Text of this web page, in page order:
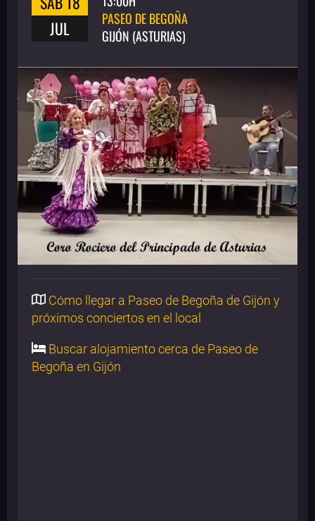
JUL
PASEO DE BEGOÑA
GIJÓN (ASTURIAS)
Cómo llegar a Paseo de Begoña de Gijón y
próximos conciertos en el local
Buscar alojamiento cerca de Paseo de
Begoña en Gijón